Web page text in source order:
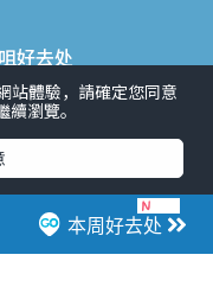
本周好去处
好去处
旺角好去处 社会
社群热话
#限时抢
#著数 #网络热话
站體驗，請確定您同意
續瀏覽。